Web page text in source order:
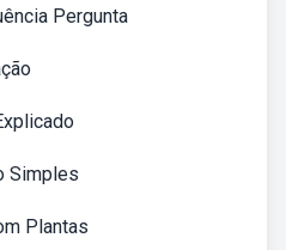
Pergunta
Simples
Plantas